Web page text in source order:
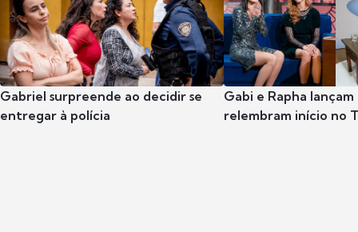
Gabriel surpreende ao decidir se
entregar à polícia
Gabi e Rapha
relembram início no